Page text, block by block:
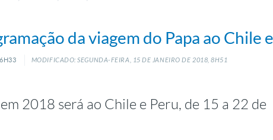
da viagem do Papa ao Chile
MODIFICADO: SEGUNDA-FEIRA, 15 DE JANEIRO DE 2018, 8H51
2018 será ao Chile e Peru, de 15 a 22 de